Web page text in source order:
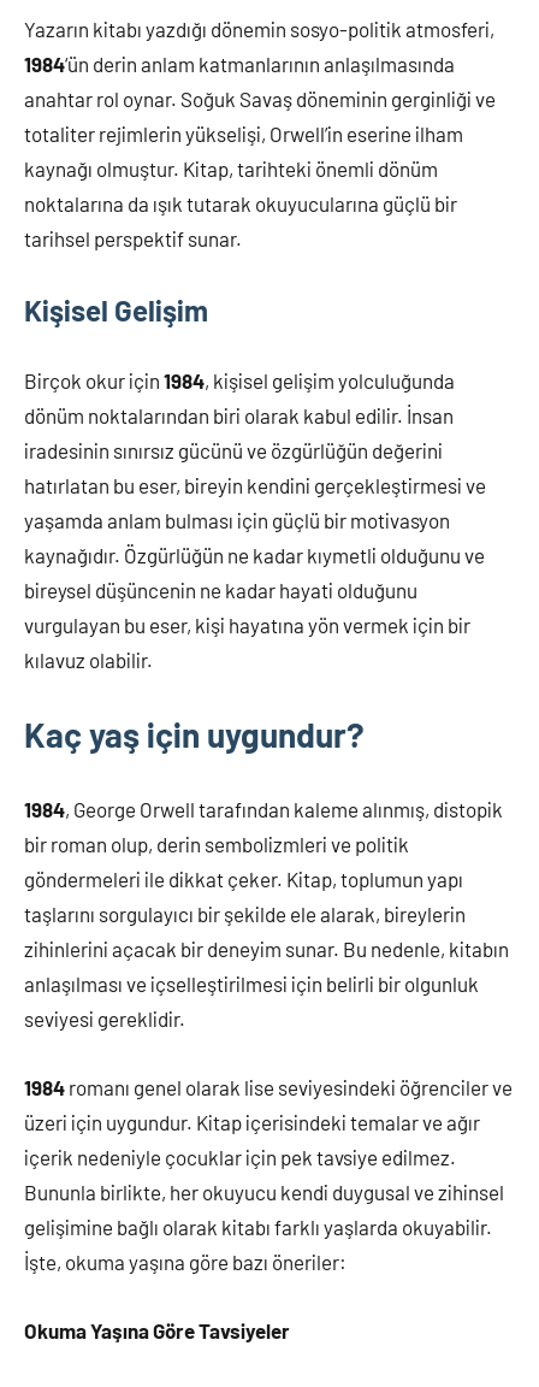
Yazarın kitabı yazdığı dönemin sosyo-politik atmosferi,
1984‘ün derin anlam katmanlarının anlaşılmasında
anahtar rol oynar. Soğuk Savaş döneminin gerginliği ve
totaliter rejimlerin yükselişi, Orwell’in eserine ilham
kaynağı olmuştur. Kitap, tarihteki önemli dönüm
noktalarına da ışık tutarak okuyucularına güçlü bir
tarihsel perspektif sunar.
Kişisel Gelişim
Birçok okur için 1984, kişisel gelişim yolculuğunda
dönüm noktalarından biri olarak kabul edilir. İnsan
iradesinin sınırsız gücünü ve özgürlüğün değerini
hatırlatan bu eser, bireyin kendini gerçekleştirmesi ve
yaşamda anlam bulması için güçlü bir motivasyon
kaynağıdır. Özgürlüğün ne kadar kıymetli olduğunu ve
bireysel düşüncenin ne kadar hayati olduğunu
vurgulayan bu eser, kişi hayatına yön vermek için bir
kılavuz olabilir.
Kaç yaş için uygundur?
1984, George Orwell tarafından kaleme alınmış, distopik
bir roman olup, derin sembolizmleri ve politik
göndermeleri ile dikkat çeker. Kitap, toplumun yapı
taşlarını sorgulayıcı bir şekilde ele alarak, bireylerin
zihinlerini açacak bir deneyim sunar. Bu nedenle, kitabın
anlaşılması ve içselleştirilmesi için belirli bir olgunluk
seviyesi gereklidir.
1984 romanı genel olarak lise seviyesindeki öğrenciler ve
üzeri için uygundur. Kitap içerisindeki temalar ve ağır
içerik nedeniyle çocuklar için pek tavsiye edilmez.
Bununla birlikte, her okuyucu kendi duygusal ve zihinsel
gelişimine bağlı olarak kitabı farklı yaşlarda okuyabilir.
İşte, okuma yaşına göre bazı öneriler:
Okuma Yaşına Göre Tavsiyeler